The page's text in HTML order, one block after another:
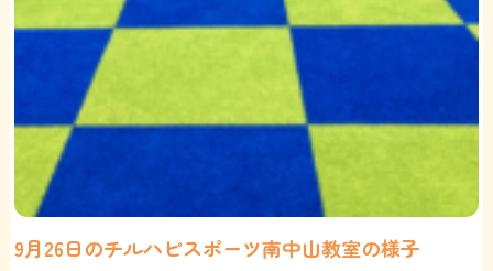
9月26日のチルハピスポーツ南中山教室の様子